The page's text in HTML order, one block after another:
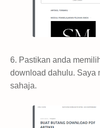
6. Pastikan anda
download dahulu. Saya
sahaja.